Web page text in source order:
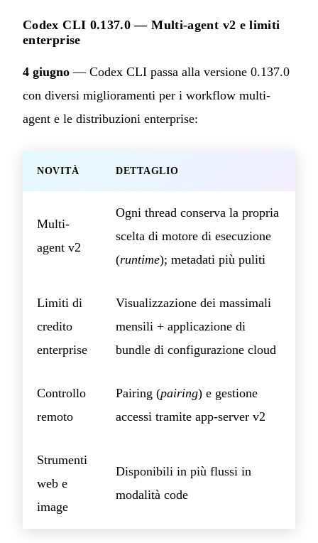
Codex CLI 0.137.0 — Multi-agent v2 e limiti
enterprise
4 giugno — Codex CLI passa alla versione 0.137.0
con diversi miglioramenti per i workflow multi-
agent e le distribuzioni enterprise:
NOVITÀ DETTAGLIO
Multi-
agent v2
Ogni thread conserva la propria
scelta di motore di esecuzione
(runtime); metadati più puliti
Limiti di
credito
enterprise
Visualizzazione dei massimali
mensili + applicazione di
bundle di configurazione cloud
Controllo
remoto
Pairing (pairing) e gestione
accessi tramite app-server v2
Strumenti
web e
image
Disponibili in più flussi in
modalità code